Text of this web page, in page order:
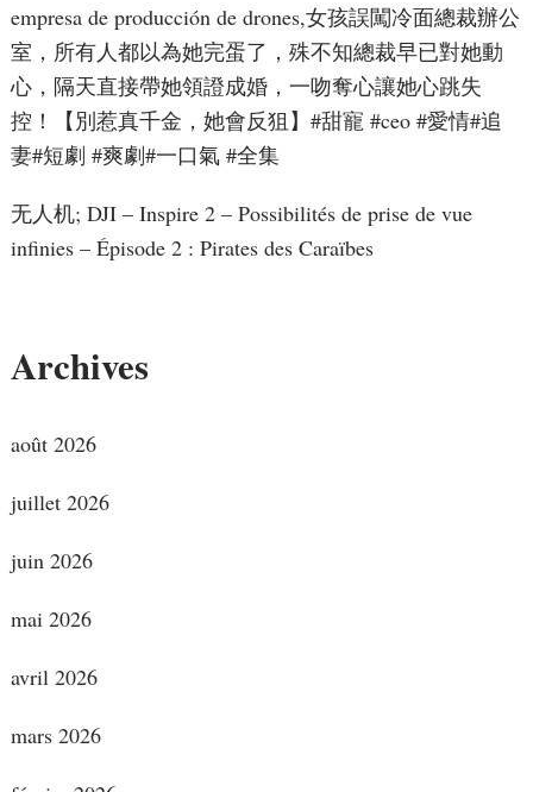
empresa de producción de drones,女孩誤闖冷面總裁辦公
室，所有人都以為她完蛋了，殊不知總裁早已對她動
心，隔天直接帶她領證成婚，一吻奪心讓她心跳失
控！【別惹真千金，她會反狙】#甜寵 #ceo #愛情#追
妻#短劇 #爽劇#一口氣 #全集
无人机; DJI – Inspire 2 – Possibilités de prise de vue
infinies – Épisode 2 : Pirates des Caraïbes
Archives
août 2026
juillet 2026
juin 2026
mai 2026
avril 2026
mars 2026